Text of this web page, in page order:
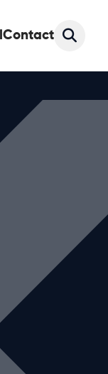
Contact